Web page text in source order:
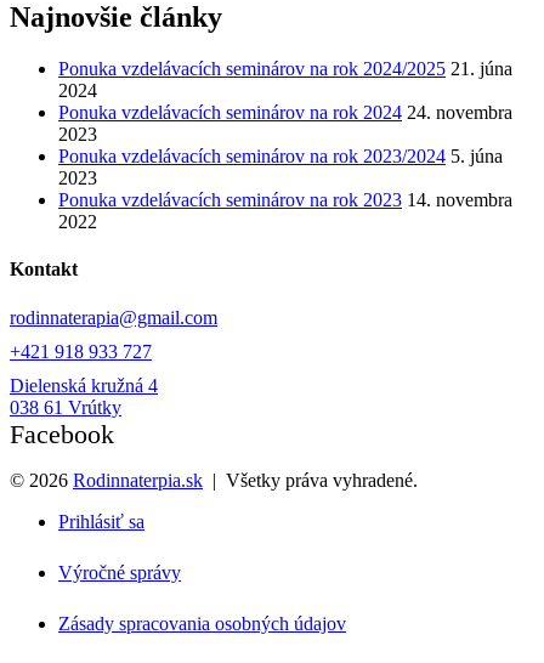
Najnovšie články
Ponuka vzdelávacích seminárov na rok 2024/2025 21. júna
2024
Ponuka vzdelávacích seminárov na rok 2024 24. novembra
2023
Ponuka vzdelávacích seminárov na rok 2023/2024 5. júna
2023
Ponuka vzdelávacích seminárov na rok 2023 14. novembra
2022
Kontakt
rodinnaterapia@gmail.com
+421 918 933 727
Dielenská kružná 4
038 61 Vrútky
Facebook
© 2026 Rodinnaterpia.sk | Všetky práva vyhradené.
Prihlásiť sa
Výročné správy
Zásady spracovania osobných údajov